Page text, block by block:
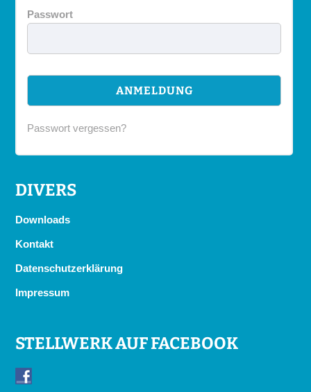
Passwort
Passwort vergessen?
DIVERS
Downloads
Kontakt
Datenschutzerklärung
Impressum
STELLWERK AUF FACEBOOK